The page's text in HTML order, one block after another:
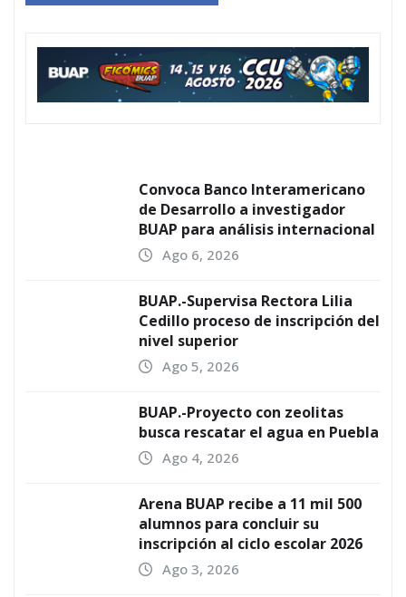
Convoca Banco Interamericano
de Desarrollo a investigador
BUAP para análisis internacional
Ago 6, 2026
BUAP.-Supervisa Rectora Lilia
Cedillo proceso de inscripción del
nivel superior
Ago 5, 2026
BUAP.-Proyecto con zeolitas
busca rescatar el agua en Puebla
Ago 4, 2026
Arena BUAP recibe a 11 mil 500
alumnos para concluir su
inscripción al ciclo escolar 2026
Ago 3, 2026